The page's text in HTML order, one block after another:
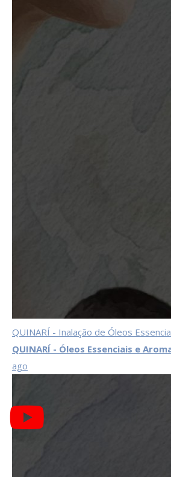
QUINARÍ - Inalação de Óleos
QUINARÍ - Óleos Essenciais e
ago